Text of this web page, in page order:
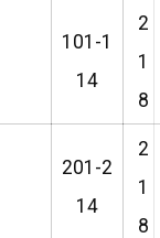
101-1
14
2
1
8
201-2
14
2
1
8